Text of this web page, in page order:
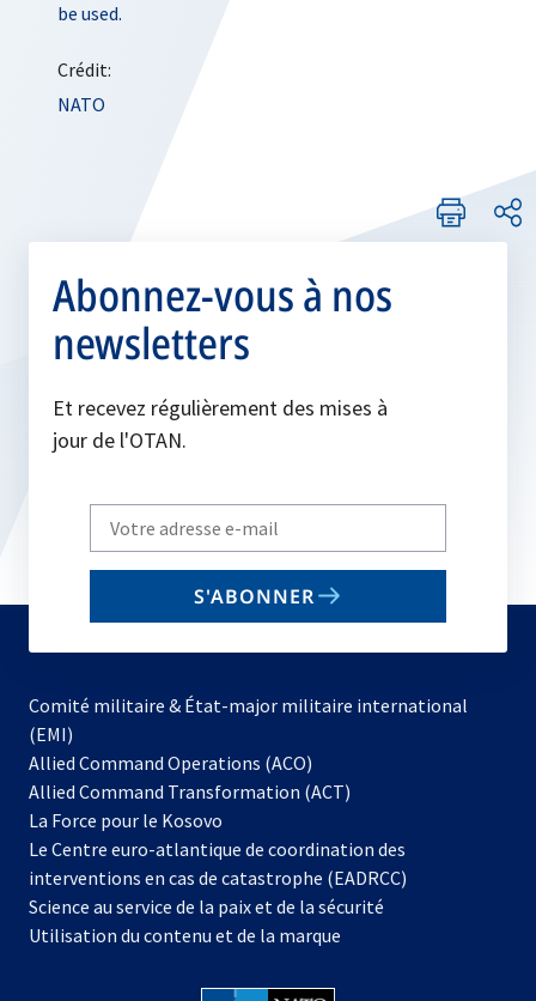
be used.
Crédit:
NATO
Abonnez-vous à nos
newsletters
Et recevez régulièrement des mises à
jour de l'OTAN.
Write
your
email
S'ABONNER
Comité militaire & État-major militaire international
(EMI)
Allied Command Operations (ACO)
dans
nouvel
onglet
Allied Command Transformation (ACT)
La Force pour le Kosovo
dans
un
nouvel
onglet
Le Centre euro-atlantique de coordination des
interventions en cas de catastrophe (EADRCC)
Science au service de la paix et de la sécurité
Utilisation du contenu et de la marque